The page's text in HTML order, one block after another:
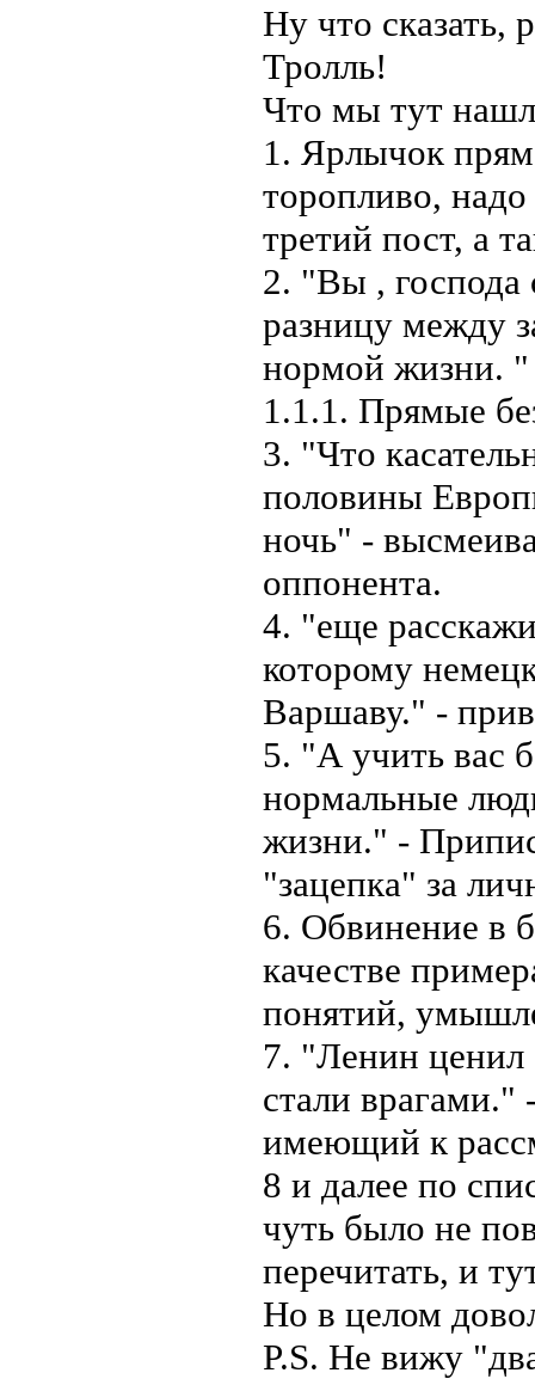
Ну что сказать,
Тролль!
Что мы тут
1. Ярлычок прям
торопливо,
третий пост, а
2. "Вы , господа
разницу между
нормой жизни. "
1.1.1. Прямые
3. "Что
половины
ночь" -
оппонента.
4. "еще
которому
Варшаву." -
5. "А учить вас
нормальные
жизни." -
"зацепка" за
6. Обвинение в
качестве
понятий,
7. "Ленин ценил
стали врагами."
имеющий к
8 и далее по
чуть было не
перечитать, и
Но в целом
P.S. Не вижу